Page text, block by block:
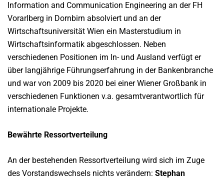
Information and Communication Engineering an der FH
Vorarlberg in Dornbirn absolviert und an der
Wirtschaftsuniversität Wien ein Masterstudium in
Wirtschaftsinformatik abgeschlossen. Neben
verschiedenen Positionen im In- und Ausland verfügt er
über langjährige Führungserfahrung in der Bankenbranche
und war von 2009 bis 2020 bei einer Wiener Großbank in
verschiedenen Funktionen v.a. gesamtverantwortlich für
internationale Projekte.
Bewährte Ressortverteilung
An der bestehenden Ressortverteilung wird sich im Zuge
des Vorstandswechsels nichts verändern: Stephan